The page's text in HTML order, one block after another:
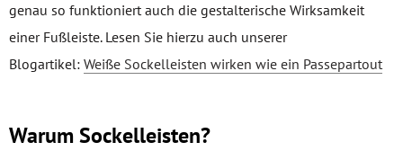
genau so funktioniert auch die gestalterische Wirksamkeit
einer Fußleiste. Lesen Sie hierzu auch unserer
Blogartikel: Weiße Sockelleisten wirken wie ein Passepartout
Warum Sockelleisten?